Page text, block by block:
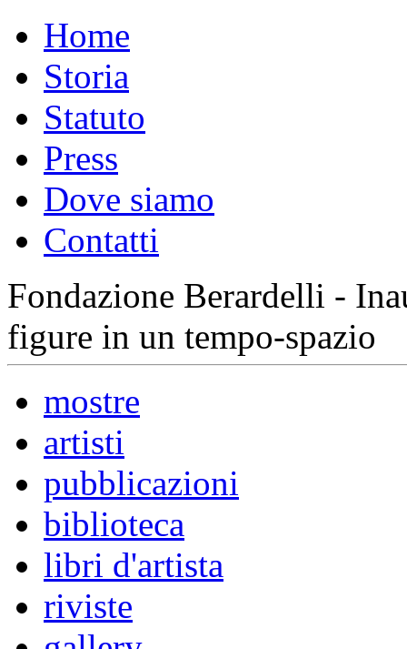
Home
Storia
Statuto
Press
Dove siamo
Contatti
Fondazione Berardelli -
figure in un tempo-spazio
mostre
artisti
pubblicazioni
biblioteca
libri d'artista
riviste